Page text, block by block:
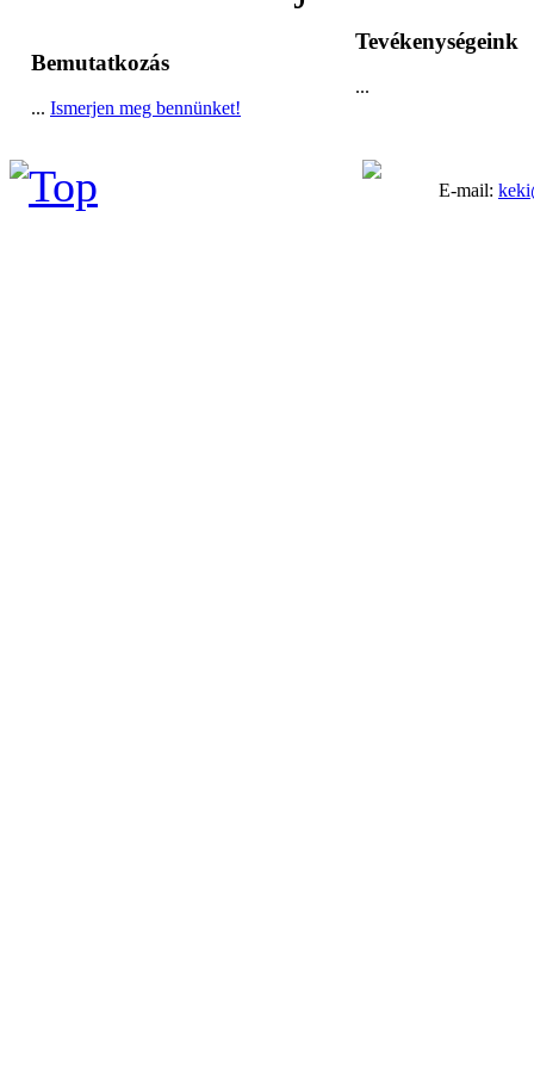
Bemutatkozás
... Ismerjen meg bennünket!
Tevékenységeink
...
E-mail: